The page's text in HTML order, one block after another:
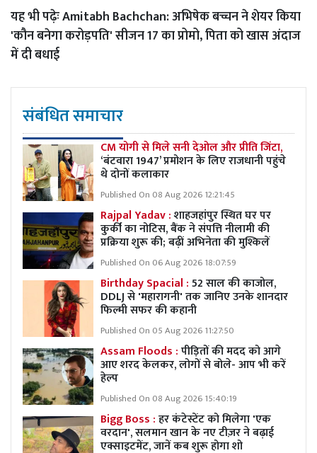
यह भी पढ़ेःAmitabh Bachchan: अभिषेक बच्चन ने शेयर किया
'कौन बनेगा करोड़पति' सीजन 17 का प्रोमो, पिता को खास अंदाज
में दी बधाई
संबंधित समाचार
CM योगी से मिले सनी देओल और प्रीति जिंटा,
‘बंटवारा 1947’ प्रमोशन के लिए राजधानी पहुंचे
थे दोनों कलाकार
Published On 08 Aug 2026 12:21:45
Rajpal Yadav :शाहजहांपुर स्थित घर पर
कुर्की का नोटिस, बैंक ने संपत्ति नीलामी की
प्रक्रिया शुरू की; बढ़ीं अभिनेता की मुश्किलें
Published On 06 Aug 2026 18:07:59
Birthday Spacial :52 साल की काजोल,
DDLJ से 'महारागनी' तक जानिए उनके शानदार
फिल्मी सफर की कहानी
Published On 05 Aug 2026 11:27:50
Assam Floods :पीड़ितों की मदद को आगे
आए शरद केलकर, लोगों से बोले- आप भी करें
हेल्प
Published On 08 Aug 2026 15:40:19
Bigg Boss :हर कंटेस्टेंट को मिलेगा 'एक
वरदान', सलमान खान के नए टीज़र ने बढ़ाई
एक्साइटमेंट, जानें कब शुरू होगा शो